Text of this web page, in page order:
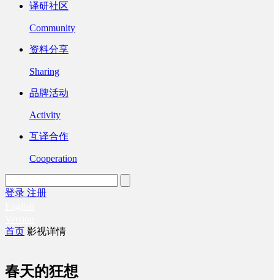
译研社区
Community
资料分享
Sharing
品牌活动
Activity
互译合作
Cooperation
登录 注册
首页 影视详情
春天的狂想